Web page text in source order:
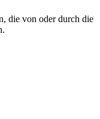
die von oder durch die